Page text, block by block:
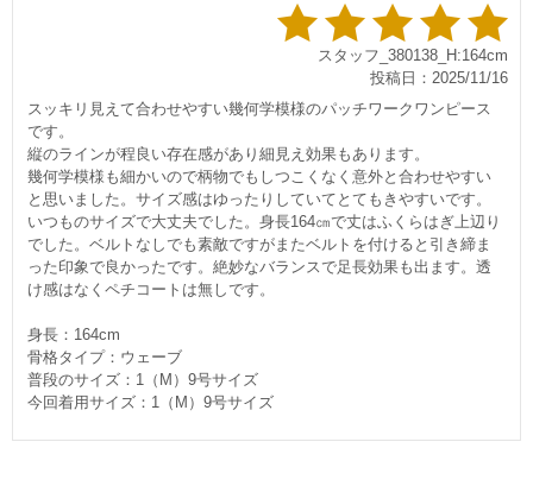
スタッフ_380138_H:164cm
投稿日：2025/11/16
スッキリ見えて合わせやすい幾何学模様のパッチワークワンピース
です。
縦のラインが程良い存在感があり細見え効果もあります。
幾何学模様も細かいので柄物でもしつこくなく意外と合わせやすい
と思いました。サイズ感はゆったりしていてとてもきやすいです。
いつものサイズで大丈夫でした。身長164㎝で丈はふくらはぎ上辺り
でした。ベルトなしでも素敵ですがまたベルトを付けると引き締ま
った印象で良かったです。絶妙なバランスで足長効果も出ます。透
け感はなくペチコートは無しです。
身長：164cm
骨格タイプ：ウェーブ
普段のサイズ：1（M）9号サイズ
今回着用サイズ：1（M）9号サイズ